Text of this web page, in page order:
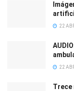
22
22
Trece